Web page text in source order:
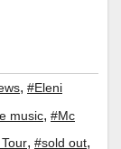
, #Eleni
music, #Mc
, #sold out,